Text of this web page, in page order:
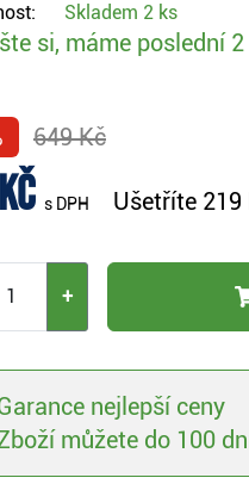
Skladem 2 ks
si, máme poslední
649 Kč
s DPH Ušetříte 219
+
nejlepší ceny
můžete do 100